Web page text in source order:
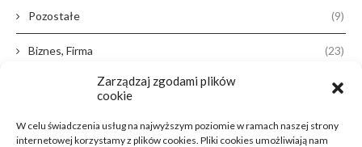
Zarządzaj zgodami plików
cookie
W celu świadczenia usług na najwyższym poziomie w ramach naszej strony
internetowej korzystamy z plików cookies. Pliki cookies umożliwiają nam
Pozostałe (9)
Biznes, Firma (23)
(38)
Zdrowie, Medycyna